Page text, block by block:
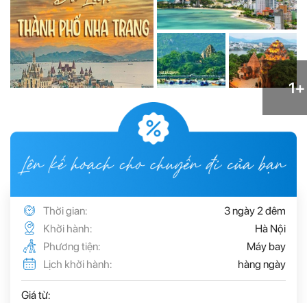
1+
Thời gian:
3 ngày 2 đêm
Khởi hành:
Hà Nội
Phương tiện:
Máy bay
Lịch khởi hành:
hàng ngày
Giá từ: